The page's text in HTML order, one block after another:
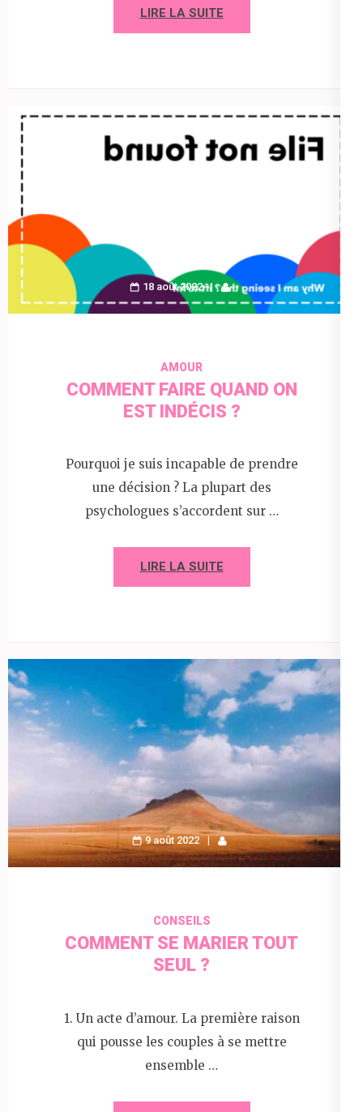
LIRE LA SUITE
18 août 2022
AMOUR
COMMENT FAIRE QUAND ON
EST INDÉCIS ?
Pourquoi je suis incapable de prendre
une décision ? La plupart des
psychologues s’accordent sur …
LIRE LA SUITE
9 août 2022
CONSEILS
COMMENT SE MARIER TOUT
SEUL ?
1. Un acte d’amour. La première raison
qui pousse les couples à se mettre
ensemble …